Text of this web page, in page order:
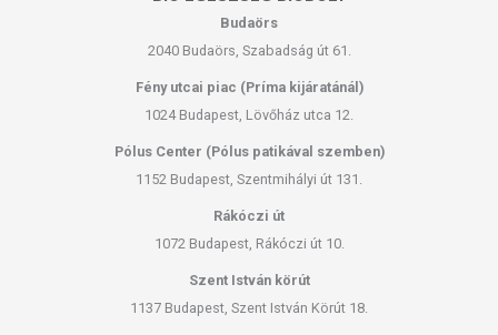
Budaörs
2040 Budaörs, Szabadság út 61.
Fény utcai piac (Príma kijáratánál)
1024 Budapest, Lövőház utca 12.
Pólus Center (Pólus patikával szemben)
1152 Budapest, Szentmihályi út 131.
Rákóczi út
1072 Budapest, Rákóczi út 10.
Szent István körút
1137 Budapest, Szent István Körút 18.